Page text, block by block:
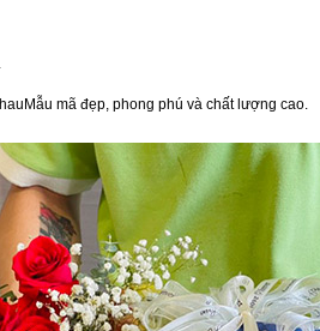
mã đẹp, phong phú và chất lượng cao.